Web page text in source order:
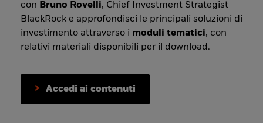
con Bruno Rovelli, Chief Investment Strategist
BlackRock e approfondisci le principali soluzioni di
investimento attraverso i moduli tematici, con
relativi materiali disponibili per il download.
Accedi ai contenuti